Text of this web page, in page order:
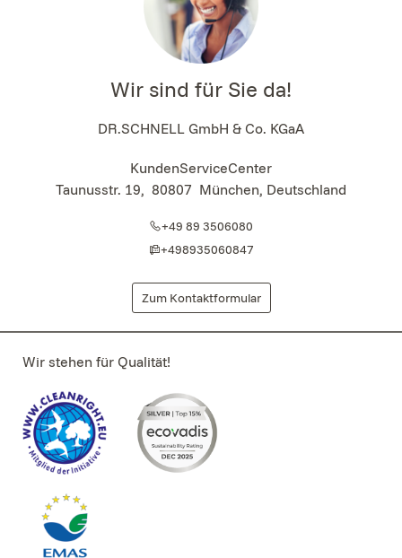
Wir sind für Sie da!
DR.SCHNELL GmbH & Co. KGaA
KundenServiceCenter
Taunusstr. 19, 80807 München, Deutschland
+49 89 3506080
+498935060847
Zum Kontaktformular
Wir stehen für Qualität!